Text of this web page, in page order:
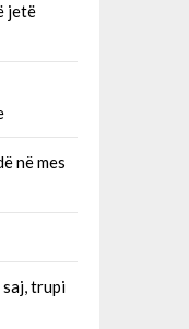
jetë
në mes
saj, trupi